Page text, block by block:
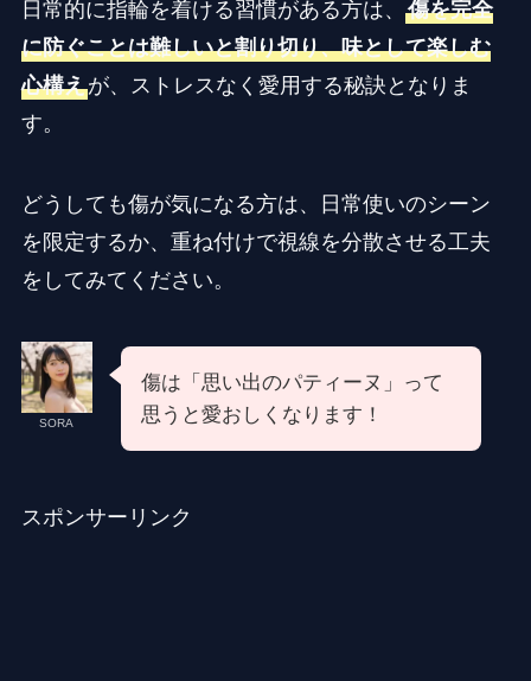
日常的に指輪を着ける習慣がある方は、 傷を完全
に防ぐことは難しいと割り切り、味として楽しむ
心構えが、ストレスなく愛用する秘訣となりま
す。
どうしても傷が気になる方は、日常使いのシーン
を限定するか、重ね付けで視線を分散させる工夫
をしてみてください。
SORA
傷は「思い出のパティーヌ」って
思うと愛おしくなります！
スポンサーリンク